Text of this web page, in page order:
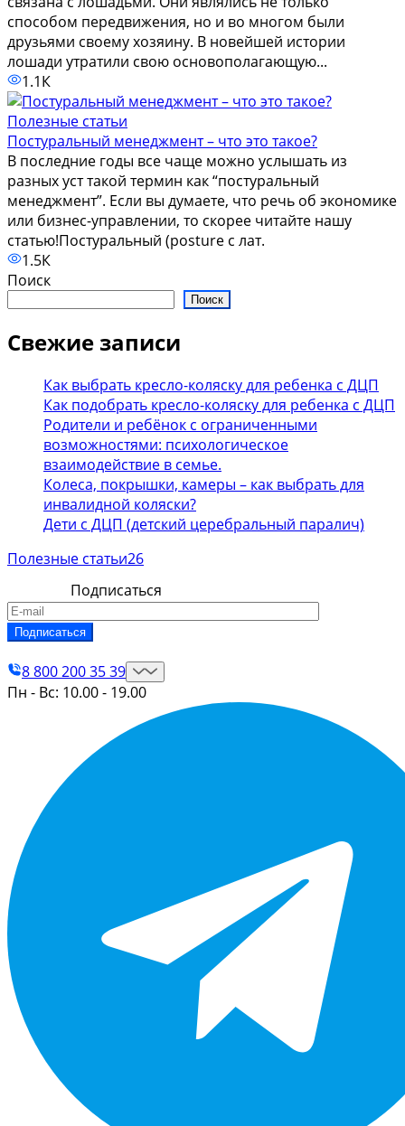
способом передвижения, но и во многом были
друзьями своему хозяину. В новейшей истории
лошади утратили свою основополагающую...
1.1К
Полезные статьи
Постуральный менеджмент – что это такое?
В последние годы все чаще можно услышать из
разных уст такой термин как “постуральный
менеджмент”. Если вы думаете, что речь об экономике
или бизнес-управлении, то скорее читайте нашу
статью!Постуральный (рosture с лат.
1.5К
Поиск
Поиск
Свежие записи
Как выбрать кресло-коляску для ребенка с ДЦП
Как подобрать кресло-коляску для ребенка с ДЦП
Родители и ребёнок с ограниченными
возможностями: психологическое
взаимодействие в семье.
Колеса, покрышки, камеры – как выбрать для
инвалидной коляски?
Дети с ДЦП (детский церебральный паралич)
Полезные статьи26
Подписаться
8 800 200 35 39
Пн - Вс: 10.00 - 19.00